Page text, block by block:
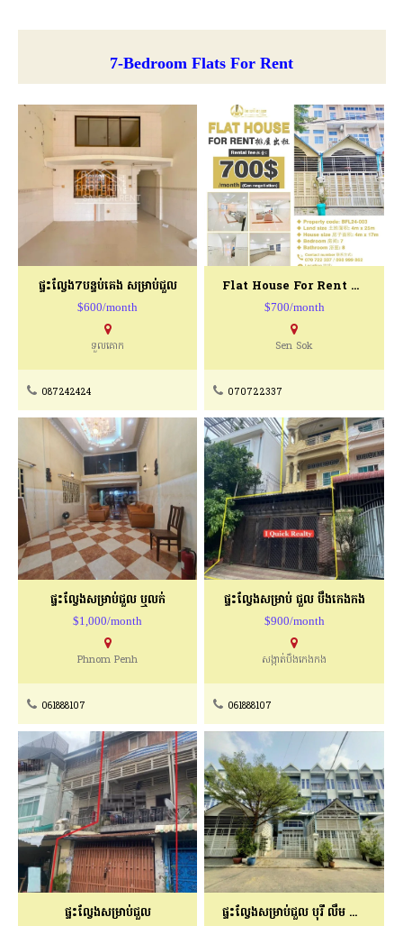
7-Bedroom Flats For Rent
ផ្ទះល្វែង7បន្ទប់គេង សម្រាប់ជួល
$600/month
ទួលគោក
087242424
Flat House For Rent BFL24-003
$700/month
Sen Sok
070722337
ផ្ទះល្វែងសម្រាប់ជួល​ ​ឬលក់
$1,000/month
Phnom Penh
061888107
ផ្ទះល្វែងសម្រាប់ ជួល បឹងកេងកង​
$900/month
សង្កាត់បឹងកេងកង
061888107
ផ្ទះល្វែងសម្រាប់ជួល ផ្ទះល្វែងសម្រាប់ជួល បុរី លឹម ឈាងហាក់